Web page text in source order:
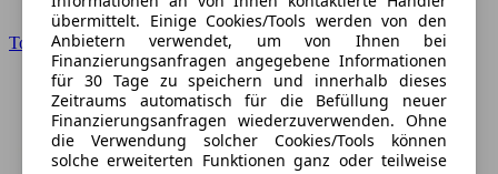
Toyota
übermittelt. Einige Cookies/Tools werden von den
Anbietern verwendet, um von Ihnen bei
Finanzierungsanfragen angegebene Informationen
für 30 Tage zu speichern und innerhalb dieses
Zeitraums automatisch für die Befüllung neuer
Finanzierungsanfragen wiederzuverwenden. Ohne
die Verwendung solcher Cookies/Tools können
solche erweiterten Funktionen ganz oder teilweise